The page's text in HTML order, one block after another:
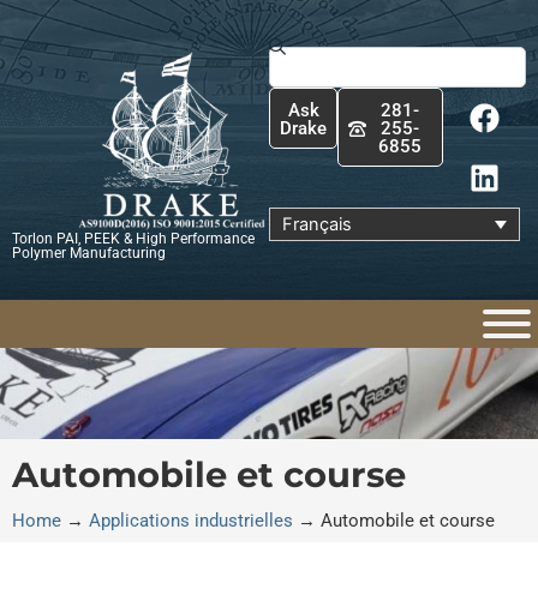
Aller
au
contenu
Torlon PAI, PEEK & High Performance
Polymer Manufacturing
Rechercher
Ask
Drake
281-
255-
6855
F
a
c
e
b
o
k
L
i
n
k
e
d
n
Français
Automobile et course
Home → Applications industrielles → Automobile et course